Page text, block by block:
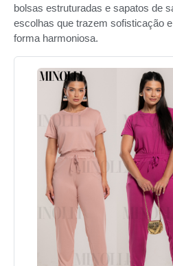
bolsas estruturadas e sapatos de
escolhas que trazem sofisticação
forma harmoniosa.